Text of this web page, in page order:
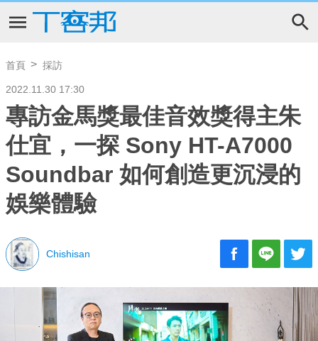
首頁 採訪
2022.11.30 17:30
專訪金馬獎最佳音效獎得主朱
仕宜，一探 Sony HT-A7000
Soundbar 如何創造更沉浸的
娛樂體驗
Chishisan